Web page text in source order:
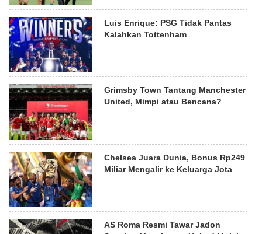
Luis Enrique: PSG Tidak Pantas
Kalahkan Tottenham
Grimsby Town Tantang Manchester
United, Mimpi atau Bencana?
Chelsea Juara Dunia, Bonus Rp249
Miliar Mengalir ke Keluarga Jota
AS Roma Resmi Tawar Jadon